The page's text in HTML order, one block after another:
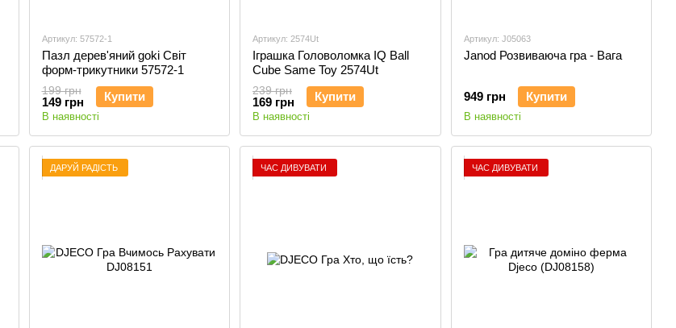
Артикул: 57572-1
Пазл дерев'яний goki Світ
форм-трикутники 57572-1
199 грн
149 грн Купити
В наявності
Артикул: 2574Ut
Іграшка Головоломка IQ Ball
Cube Same Toy 2574Ut
239 грн
169 грн Купити
В наявності
Артикул: J05063
Janod Розвиваюча гра - Вага
949 грн Купити
В наявності
ДАРУЙ РАДІСТЬ ЧАС ДИВУВАТИ ЧАС ДИВУВАТИ